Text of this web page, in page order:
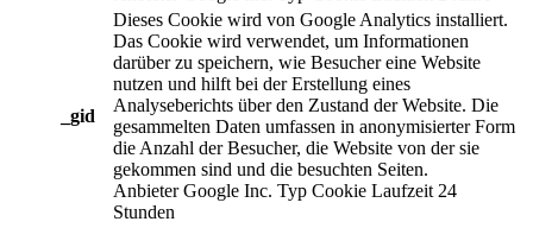
_gid
Dieses Cookie wird von Google Analytics installiert.
Das Cookie wird verwendet, um Informationen
darüber zu speichern, wie Besucher eine Website
nutzen und hilft bei der Erstellung eines
Analyseberichts über den Zustand der Website. Die
gesammelten Daten umfassen in anonymisierter Form
die Anzahl der Besucher, die Website von der sie
gekommen sind und die besuchten Seiten.
Anbieter Google Inc. Typ Cookie Laufzeit 24
Stunden